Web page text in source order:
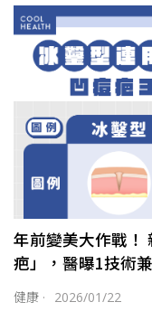
年前變美大作戰！
疤」，醫曝1技術
健康 · 2026/01/22